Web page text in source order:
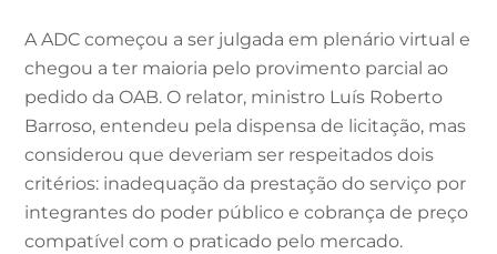
A ADC começou a ser julgada em plenário virtual e
chegou a ter maioria pelo provimento parcial ao
pedido da OAB. O relator, ministro Luís Roberto
Barroso, entendeu pela dispensa de licitação, mas
considerou que deveriam ser respeitados dois
critérios: inadequação da prestação do serviço por
integrantes do poder público e cobrança de preço
compatível com o praticado pelo mercado.